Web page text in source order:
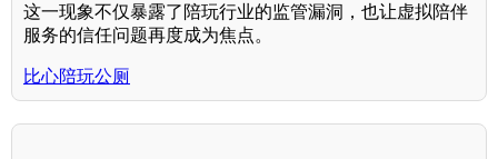
这一现象不仅暴露了陪玩行业的监管漏洞，也让虚拟陪伴
服务的信任问题再度成为焦点。
比心陪玩公厕